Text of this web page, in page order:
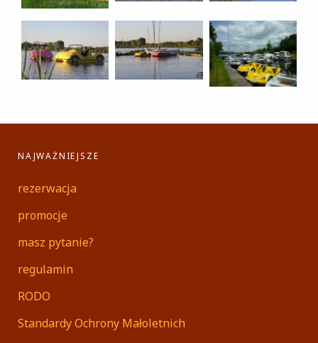
NAJWAŻNIEJSZE
rezerwacja
promocje
masz pytanie?
regulamin
RODO
Standardy Ochrony Małoletnich